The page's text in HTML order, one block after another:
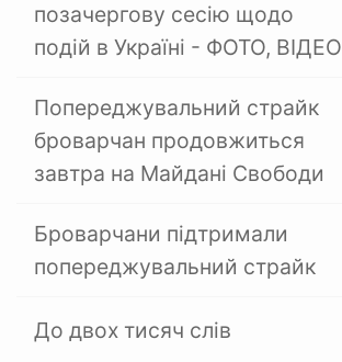
позачергову сесію щодо
подій в Україні - ФОТО, ВІДЕО
Попереджувальний страйк
броварчан продовжиться
завтра на Майдані Свободи
Броварчани підтримали
попереджувальний страйк
До двох тисяч слів